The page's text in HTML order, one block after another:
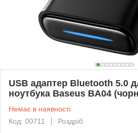
USB адаптер Bluetooth 5.0
ноутбука Baseus BA04
Немає в наявності
Код: 00711
Роздріб